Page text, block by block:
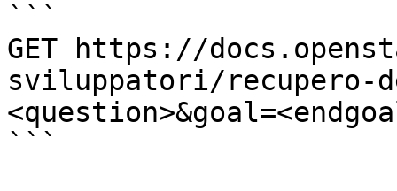
```
GET https://
sviluppatori/recupero-
```